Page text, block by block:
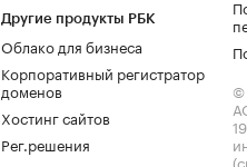
Другие продукты РБК
Облако для бизнеса
Корпоративный регистратор
доменов
Хостинг сайтов
Рег.решения
©